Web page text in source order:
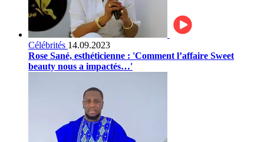
Célébrités 14.09.2023
Rose Sané, esthéticienne : 'Comment l’affaire Sweet
beauty nous a impactés…'